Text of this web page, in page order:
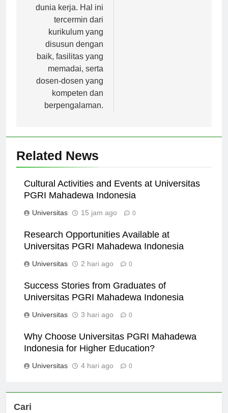
dunia kerja. Hal ini
tercermin dari
kurikulum yang
disusun dengan
baik, fasilitas yang
memadai, serta
dosen-dosen yang
kompeten dan
berpengalaman.
Related News
Cultural Activities and Events at Universitas
PGRI Mahadewa Indonesia
Universitas 15 jam ago 0
Research Opportunities Available at
Universitas PGRI Mahadewa Indonesia
Universitas 2 hari ago 0
Success Stories from Graduates of
Universitas PGRI Mahadewa Indonesia
Universitas 3 hari ago 0
Why Choose Universitas PGRI Mahadewa
Indonesia for Higher Education?
Universitas 4 hari ago 0
Cari